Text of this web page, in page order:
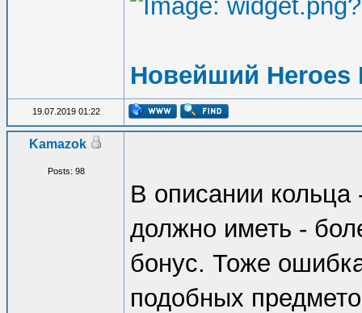
Новейший Heroes
19.07.2019 01:22
Kamazok
Posts: 98
В описании кольца
должно иметь -
бонус. Тоже
подобных